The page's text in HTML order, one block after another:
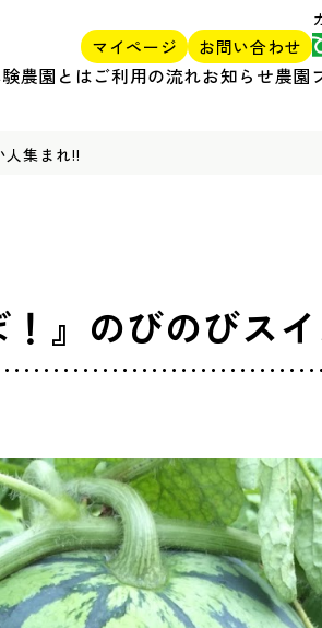
マイページ お問い合わせ
農園とはご利用の流れお知らせ農園
集まれ!!
』のびのびス